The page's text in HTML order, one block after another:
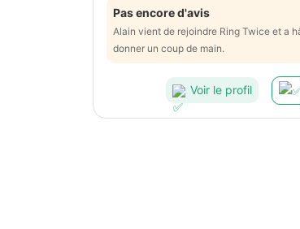
Pas encore d'avis
Alain vient de rejoindre Ring Twice et a
donner un coup de main.
Voir le profil